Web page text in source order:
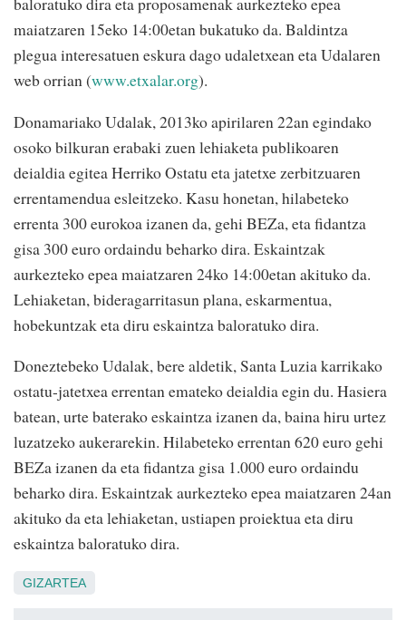
maiatzaren 15eko 14:00etan bukatuko da. Baldintza
plegua interesatuen eskura dago udaletxean eta Udalaren
web orrian (www.etxalar.org).
Donamariako Udalak, 2013ko apirilaren 22an egindako
osoko bilkuran erabaki zuen lehiaketa publikoaren
deialdia egitea Herriko Ostatu eta jatetxe zerbitzuaren
errentamendua esleitzeko. Kasu honetan, hilabeteko
errenta 300 eurokoa izanen da, gehi BEZa, eta fidantza
gisa 300 euro ordaindu beharko dira. Eskaintzak
aurkezteko epea maiatzaren 24ko 14:00etan akituko da.
Lehiaketan, bideragarritasun plana, eskarmentua,
hobekuntzak eta diru eskaintza baloratuko dira.
Doneztebeko Udalak, bere aldetik, Santa Luzia karrikako
ostatu-jatetxea errentan emateko deialdia egin du. Hasiera
batean, urte baterako eskaintza izanen da, baina hiru urtez
luzatzeko aukerarekin. Hilabeteko errentan 620 euro gehi
BEZa izanen da eta fidantza gisa 1.000 euro ordaindu
beharko dira. Eskaintzak aurkezteko epea maiatzaren 24an
akituko da eta lehiaketan, ustiapen proiektua eta diru
eskaintza baloratuko dira.
GIZARTEA